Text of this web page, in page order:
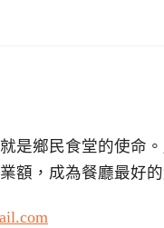
是鄉民食堂的使命
額，成為餐廳最好